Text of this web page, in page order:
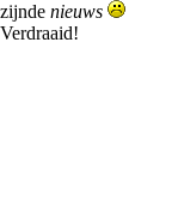
zijnde nieuws
Verdraaid!